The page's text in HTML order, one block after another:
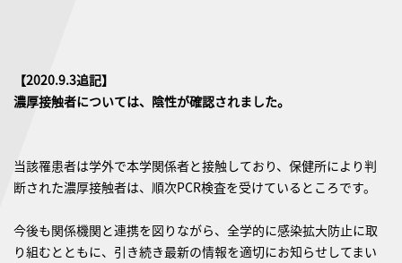
【2020.9.3追記】
濃厚接触者については、陰性が確認されました。
当該罹患者は学外で本学関係者と接触しており、保健所により判
断された濃厚接触者は、順次PCR検査を受けているところです。
今後も関係機関と連携を図りながら、全学的に感染拡大防止に取
り組むとともに、引き続き最新の情報を適切にお知らせしてまい